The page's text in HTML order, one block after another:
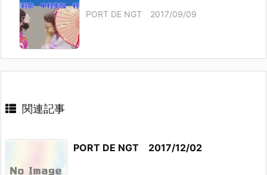
PORT DE NGT 2017/09/09
関連記事
PORT DE NGT 2017/12/02